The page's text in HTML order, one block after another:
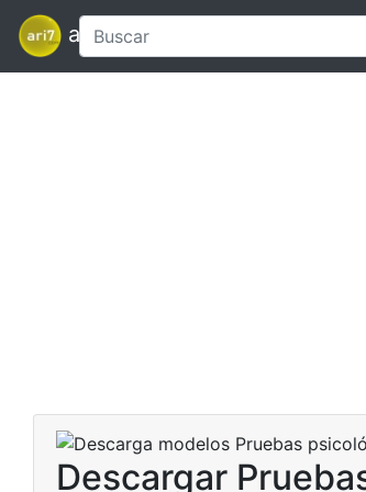
ari7
Descargar